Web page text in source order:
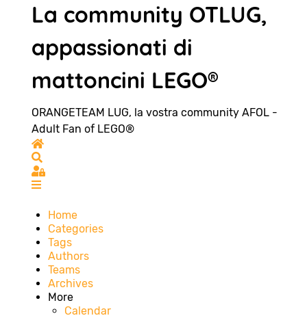
La community OTLUG,
appassionati di
mattoncini LEGO®
ORANGETEAM LUG, la vostra community AFOL -
Adult Fan of LEGO®
Home
Sign In
Home
Categories
Tags
Authors
Teams
Archives
More
Calendar